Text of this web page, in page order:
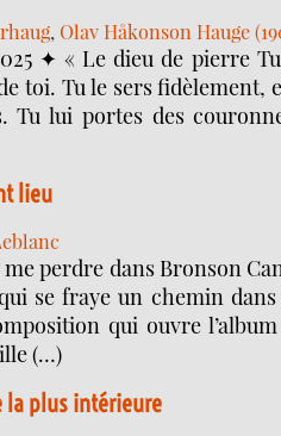
, Olav Håkonson Hauge
✦ « Le dieu de pierre
toi. Tu le sers fidèlement,
Tu lui portes des
lieu
perdre dans Bronson
se fraye un chemin
qui ouvre
(…)
la plus intérieure